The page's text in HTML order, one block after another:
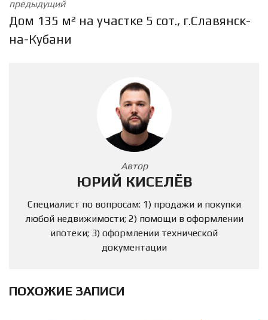
предыдущий
Дом 135 м² на участке 5 сот., г.Славянск-
на-Кубани
Автор
ЮРИЙ КИСЕЛЁВ
Специалист по вопросам: 1) продажи и покупки
любой недвижимости; 2) помощи в оформлении
ипотеки; 3) оформлении технической
документации
ПОХОЖИЕ ЗАПИСИ